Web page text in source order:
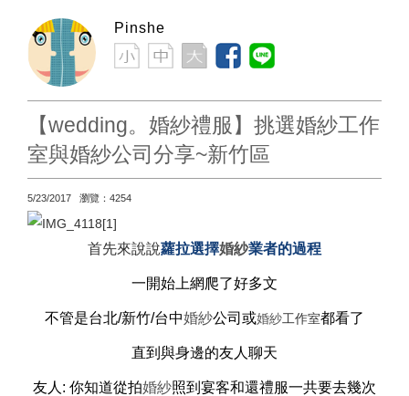
Pinshe
【wedding。婚紗禮服】挑選婚紗工作
室與婚紗公司分享~新竹區
5/23/2017 瀏覽：4254
首先來說說蘿拉選擇婚紗業者的過程
一開始 上網爬了好多文
不管是台北/新竹/台中婚紗公司或婚紗工作室都看了
直到與身邊的友人聊天
友人: 你知道從拍婚紗照到宴客和還禮服一共要去幾次